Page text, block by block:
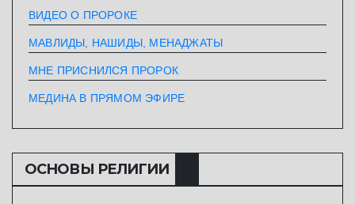
ВИДЕО О ПРОРОКЕ
МАВЛИДЫ, НАШИДЫ, МЕНАДЖАТЫ
МНЕ ПРИСНИЛСЯ ПРОРОК
МЕДИНА В ПРЯМОМ ЭФИРЕ
ОСНОВЫ РЕЛИГИИ